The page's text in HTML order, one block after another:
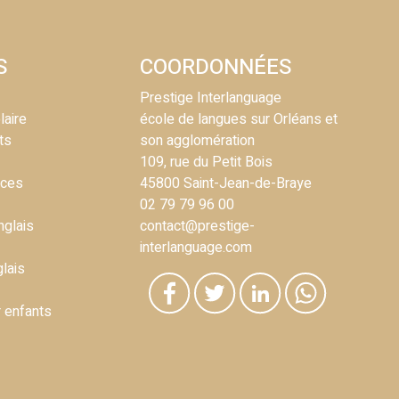
enfants
COORDONNÉES
Prestige Interlanguage
école de langues sur Orléans et
son agglomération
109, rue du Petit Bois
45800 Saint-Jean-de-Braye
02 79 79 96 00
contact@prestige-
interlanguage.com